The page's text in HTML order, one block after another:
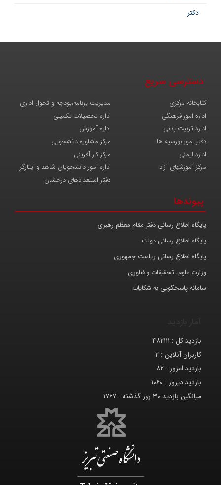
دکتر
دسترسی سریع
مدیریت برنامه،بودجه و تحول اداری
کتابخانه مرکزی
اداره تحصیلات تکمیلی
اداره امور فرهنگی
اداره آموزش
اداره تربیت بدنی
مرکز مشاوره دانشجویی
دفتر امور بورسیه ها
مرکز کار آفرینی
اداره ایمنی
اداره امور دانشجویان شاهد و ایثارگر
مرکز آموزشهای آزاد
دفتر استعدادهای درخشان
پیوندها
پایگاه اطلاع رسانی دفتر مقام معظم رهبری
پایگاه اطلاع رسانی دولت
پایگاه اطلاع رسانی ریاست جمهوری
وزارت علوم، تحقیقات و فناوری
سامانه پاسخگویی به شکایات
بازدید کل : ۴۸۲۱۱۱
کاربران آنلاین : ۲
بازدید امروز : ۸۲
بازدید دیروز : ۱۰۶۰
میانگین بازدید ۳۰ روز گذشته :
۱۷۶۷